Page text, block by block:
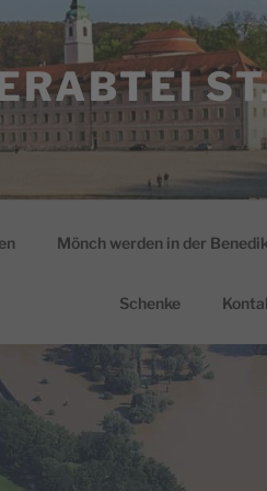
Mönch werden in der
Schenke